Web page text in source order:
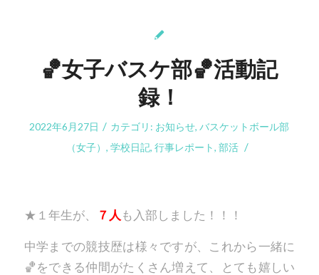
🏀女子バスケ部🏀活動記
録！
2022年6月27日 / カテゴリ: お知らせ,バスケットボール部
（女子）,学校日記,行事レポート,部活 /
★１年生が、 ７人も入部しました！！！
中学までの競技歴は様々ですが、これから一緒に
🏀をできる仲間がたくさん増えて、とても嬉しい